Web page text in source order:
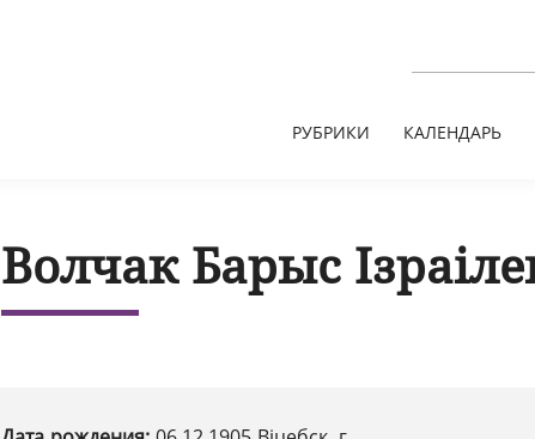
РУБРИКИ КАЛЕНДАРЬ
Волчак Барыс